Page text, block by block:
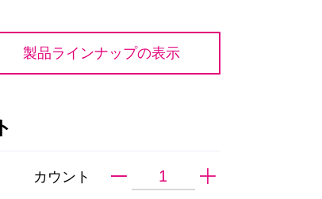
製品ラインナップの表示
カウント